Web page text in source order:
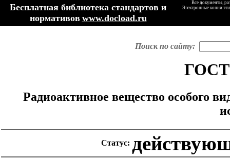
Бесплатная библиотека стандартов и
нормативов www.docload.ru
Все документы,
Электронные копии
Поиск по сайту:
ГОСТ
Радиоактивное вещество особого
Статус: